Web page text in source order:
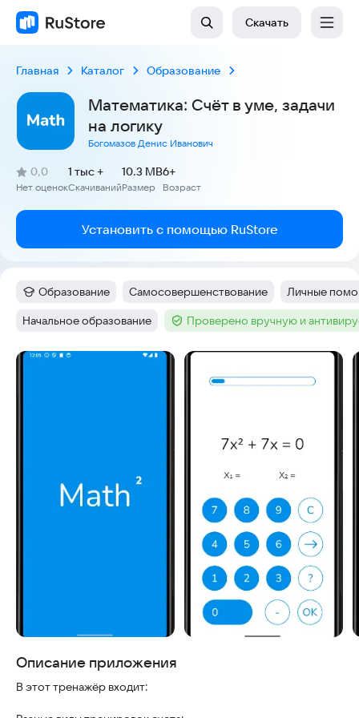
Скачать
Главная Каталог Образование
Математика: Счёт в уме, задачи
на логику
Богомазов Денис Иванович
Рейтинг:
0,0
(
Нет оценок
)
Скачиваний
1 тыс +
Размер
10.3 MB
Возраст
6+
Установить с помощью RuStore
Категория:
Образование Тег:
Самосовершенствование Тег:
Личные
Тег:
Начальное образование Тег :Проверено вручную и
Скриншоты
Описание приложения
В этот тренажёр входит: